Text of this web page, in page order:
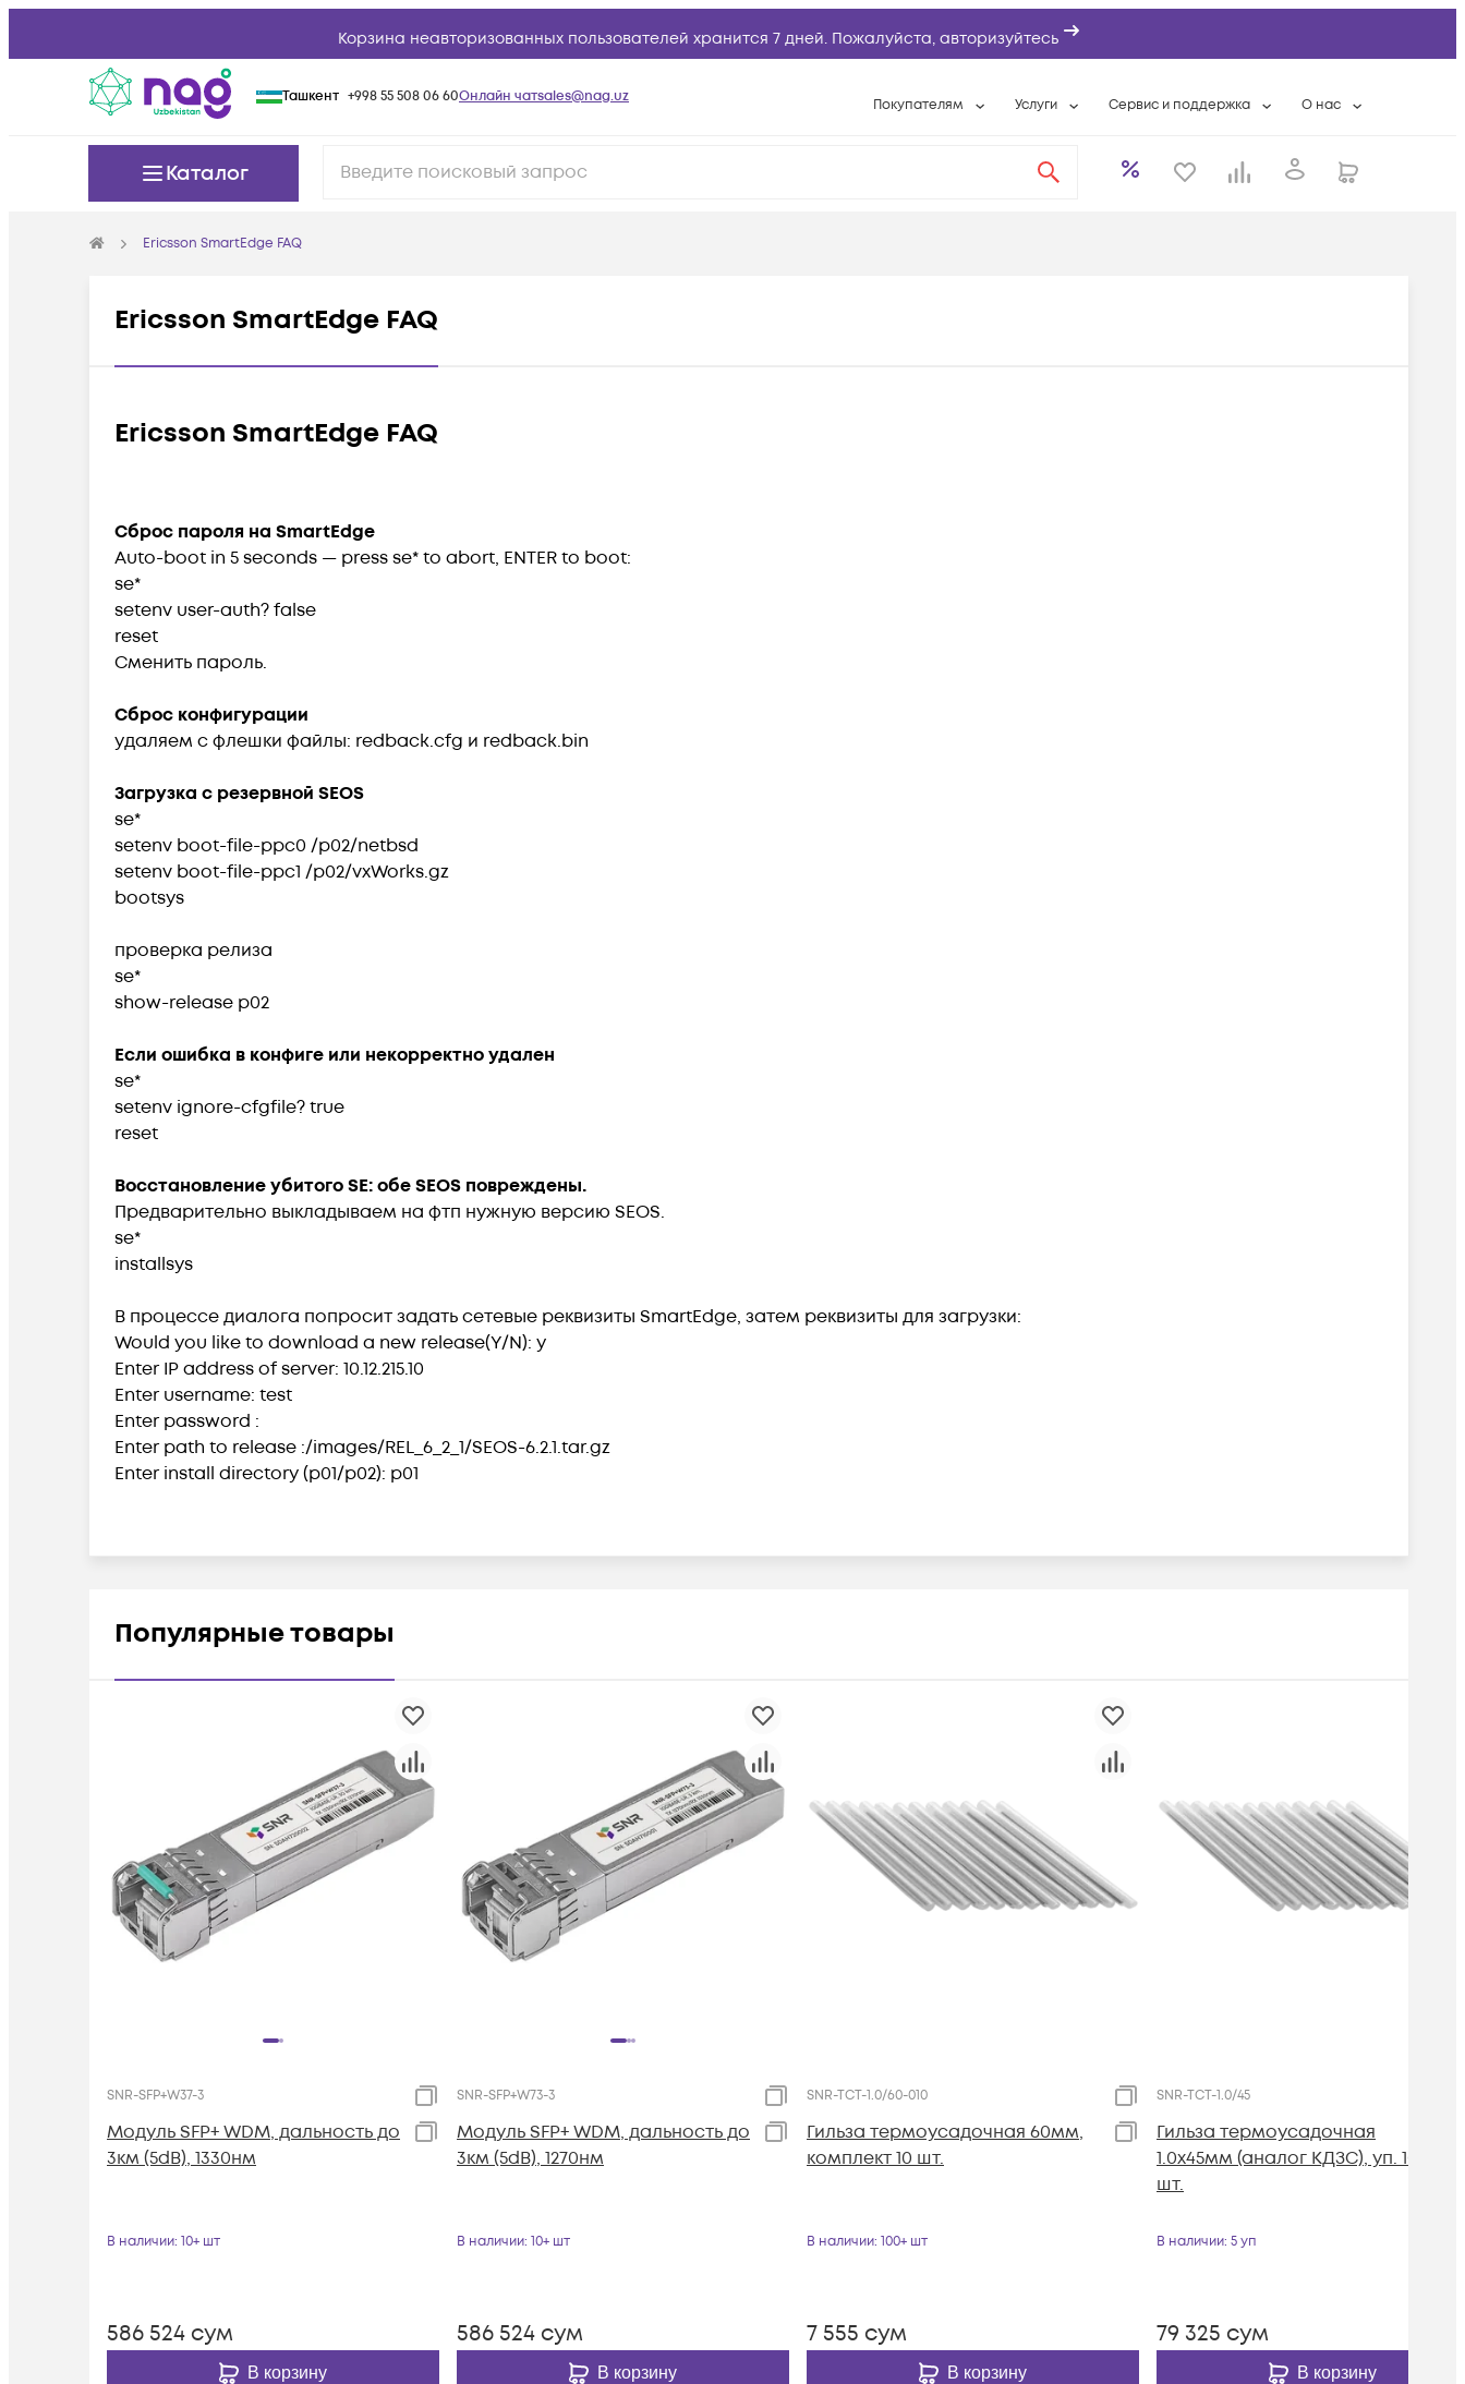
Корзина неавторизованных пользователей хранится 7 дней. Пожалуйста, авторизуйтесь
Ташкент +998 55 508 06 60Онлайн чатsales@nag.uz Покупателям Услуги
Расширенная гарантия
Сервис и поддержка
Разовые выездные работы
О нас
Контактная
Каталог
Ericsson SmartEdge FAQ
Ericsson SmartEdge FAQ
Ericsson SmartEdge FAQ
Сброс пароля на SmartEdge
Auto-boot in 5 seconds — press se* to abort, ENTER to boot:
se*
setenv user-auth? false
reset
Сменить пароль.
Сброс конфигурации
удаляем с флешки файлы: redback.cfg и redback.bin
Загрузка с резервной SEOS
se*
setenv boot-file-ppc0 /p02/netbsd
setenv boot-file-ppc1 /p02/vxWorks.gz
bootsys
проверка релиза
se*
show-release p02
Если ошибка в конфиге или некорректно удален
se*
setenv ignore-cfgfile? true
reset
Восстановление убитого SE: обе SEOS повреждены.
Предварительно выкладываем на фтп нужную версию SEOS.
se*
installsys
В процессе диалога попросит задать сетевые реквизиты SmartEdge, затем реквизиты для загрузки:
Would you like to download a new release(Y/N): y
Enter IP address of server: 10.12.215.10
Enter username: test
Enter password :
Enter path to release :/images/REL_6_2_1/SEOS-6.2.1.tar.gz
Enter install directory (p01/p02): p01
Популярные товары
SNR-SFP+W37-3
Модуль SFP+ WDM, дальность до
3км (5dB), 1330нм
В наличии: 10+ шт
586 524 сум
В корзину
SNR-SFP+W73-3
Модуль SFP+ WDM, дальность до
3км (5dB), 1270нм
В наличии: 10+ шт
586 524 сум
В корзину
SNR-TCT-1.0/60-010
Гильза термоусадочная 60мм,
комплект 10 шт.
В наличии: 100+ шт
7 555 сум
В корзину
SNR-TCT-1.0/45
Гильза термоусадочная
1.0х45мм (аналог КДЗС), уп. 100
шт.
В наличии: 5 уп
79 325 сум
В корзину